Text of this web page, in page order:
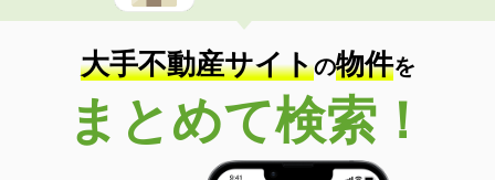
大手不動産サイトの物件を
まとめて検索！